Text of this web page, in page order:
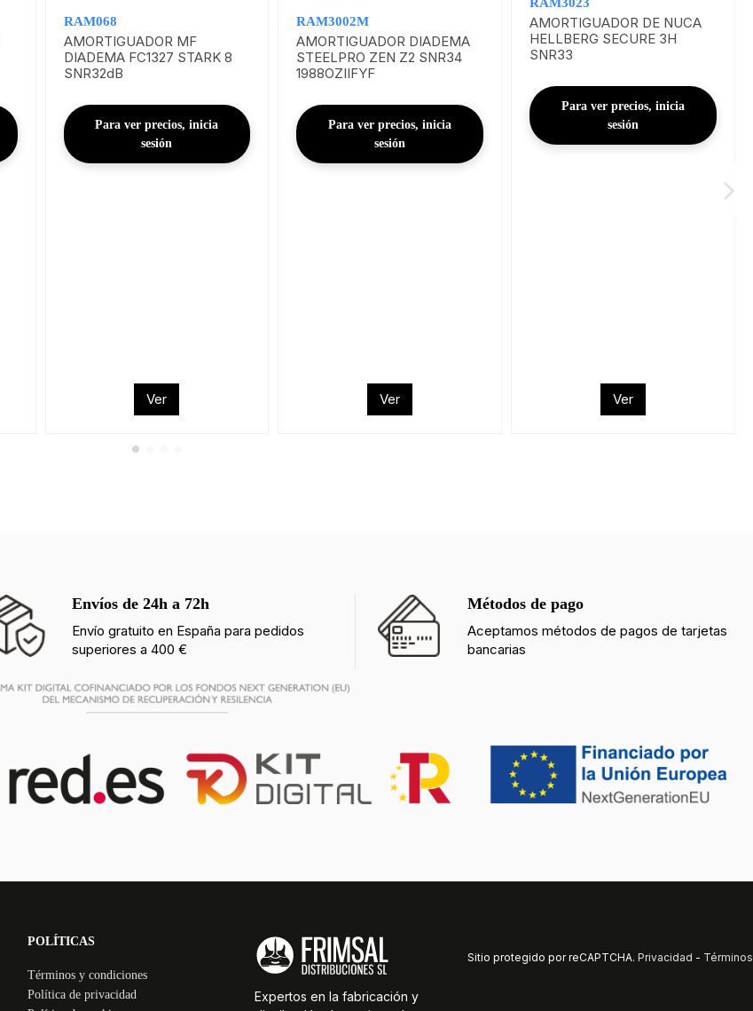
RAM068
AMORTIGUADOR MF
DIADEMA FC1327 STARK 8
SNR32dB
Para ver precios, inicia
sesión
Ver
RAM3002M
AMORTIGUADOR DIADEMA
STEELPRO ZEN Z2 SNR34
1988OZIIFYF
Para ver precios, inicia
sesión
Ver
RAM3023
AMORTIGUADOR DE NUCA
HELLBERG SECURE 3H
SNR33
Para ver precios, inicia
sesión
Ver
Envíos de 24h a 72h
Envío gratuito en España para pedidos
superiores a 400 €
Métodos de pago
Aceptamos métodos de pagos de tarjetas
bancarias
POLÍTICAS
Términos y condiciones
Política de privacidad
Expertos en la fabricación y
Sitio protegido por reCAPTCHA. Privacidad - Términos